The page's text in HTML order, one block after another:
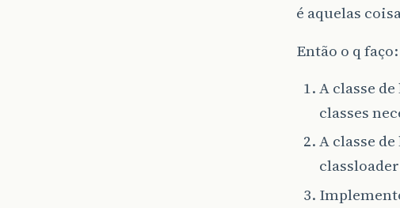
é aquelas
Então o q faço:
A classe
classes
A classe